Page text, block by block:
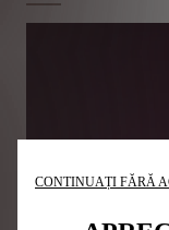
CONTINUAȚI FĂRĂ